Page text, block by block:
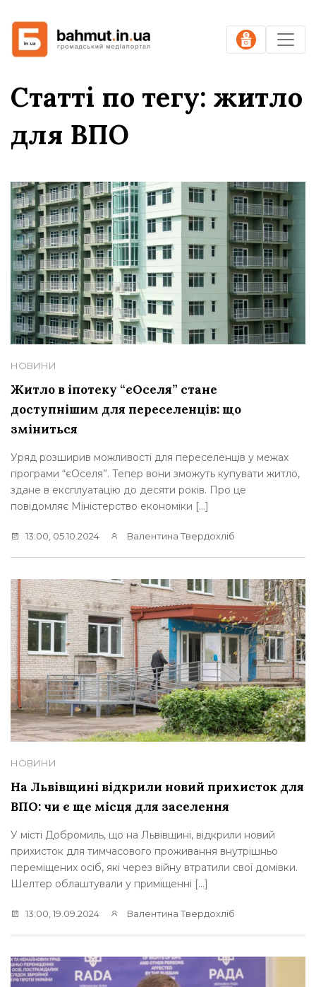
Статті по тегу: житло
для ВПО
НОВИНИ
Житло в іпотеку “єОселя” стане
доступнішим для переселенців: що
зміниться
Уряд розширив можливості для переселенців у межах
програми “єОселя”. Тепер вони зможуть купувати житло,
здане в експлуатацію до десяти років. Про це
повідомляє Міністерство економіки […]
13:00, 05.10.2024 Валентина Твердохліб
НОВИНИ
На Львівщині відкрили новий прихисток для
ВПО: чи є ще місця для заселення
У місті Добромиль, що на Львівщині, відкрили новий
прихисток для тимчасового проживання внутрішньо
переміщених осіб, які через війну втратили свої домівки.
Шелтер облаштували у приміщенні […]
13:00, 19.09.2024 Валентина Твердохліб